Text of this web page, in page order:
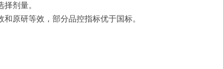
剂量。
原研等效，部分品控指标优于国标。